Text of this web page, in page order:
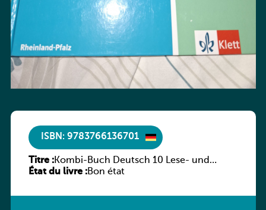
ISBN: 9783766136701
Titre :Kombi-Buch Deutsch 10 Lese- und
Sprachbuch
État du livre :Bon état